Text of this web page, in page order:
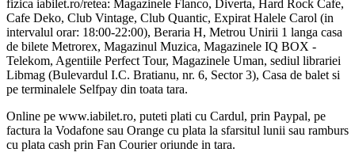
fizica iabilet.ro/retea: Magazinele Flanco, Diverta, Hard Rock Cafe,
Cafe Deko, Club Vintage, Club Quantic, Expirat Halele Carol (in
intervalul orar: 18:00-22:00), Beraria H, Metrou Unirii 1 langa casa
de bilete Metrorex, Magazinul Muzica, Magazinele IQ BOX -
Telekom, Agentiile Perfect Tour, Magazinele Uman, sediul librariei
Libmag (Bulevardul I.C. Bratianu, nr. 6, Sector 3), Casa de balet si
pe terminalele Selfpay din toata tara.
Online pe www.iabilet.ro, puteti plati cu Cardul, prin Paypal, pe
factura la Vodafone sau Orange cu plata la sfarsitul lunii sau ramburs
cu plata cash prin Fan Courier oriunde in tara.